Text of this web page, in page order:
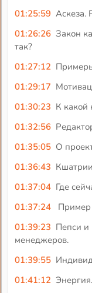
01:25:59 Аскеза.
01:26:26 Закон
так?
01:27:12
01:29:17
01:30:23 К какой
01:32:56
01:35:05 О
01:36:43
01:37:04 Где
01:37:24
Пример
01:39:23 Пепси и
менеджеров.
01:39:55
01:41:12